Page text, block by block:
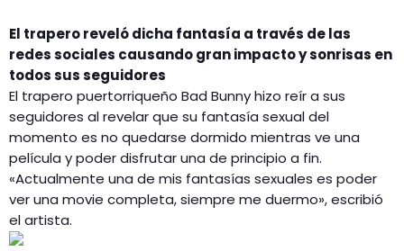
El trapero reveló dicha fantasía a través de las
redes sociales causando gran impacto y sonrisas en
todos sus seguidores
El trapero puertorriqueño Bad Bunny hizo reír a sus
seguidores al revelar que su fantasía sexual del
momento es no quedarse dormido mientras ve una
película y poder disfrutar una de principio a fin.
«Actualmente una de mis fantasías sexuales es poder
ver una movie completa, siempre me duermo», escribió
el artista.